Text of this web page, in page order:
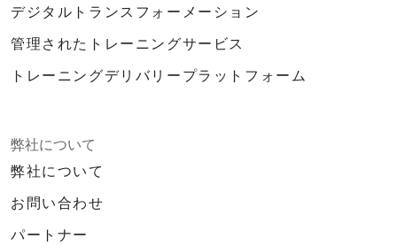
デジタルトランスフォーメーション
管理されたトレーニングサービス
トレーニングデリバリープラットフォーム
弊社について
弊社について
お問い合わせ
パートナー